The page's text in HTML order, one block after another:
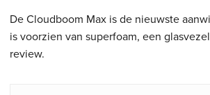
De Cloudboom Max is de nieuwste
is voorzien van superfoam, een
review.